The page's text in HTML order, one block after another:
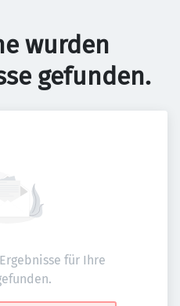
wurden
gefunden.
für Ihre